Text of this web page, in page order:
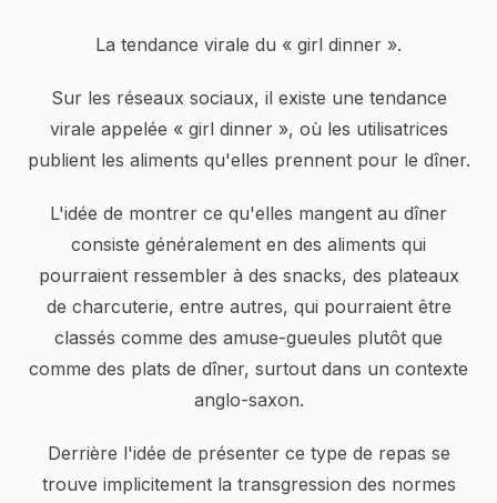
La tendance virale du « girl dinner ».
Sur les réseaux sociaux, il existe une tendance
virale appelée « girl dinner », où les utilisatrices
publient les aliments qu'elles prennent pour le dîner.
L'idée de montrer ce qu'elles mangent au dîner
consiste généralement en des aliments qui
pourraient ressembler à des snacks, des plateaux
de charcuterie, entre autres, qui pourraient être
classés comme des amuse-gueules plutôt que
comme des plats de dîner, surtout dans un contexte
anglo-saxon.
Derrière l'idée de présenter ce type de repas se
trouve implicitement la transgression des normes